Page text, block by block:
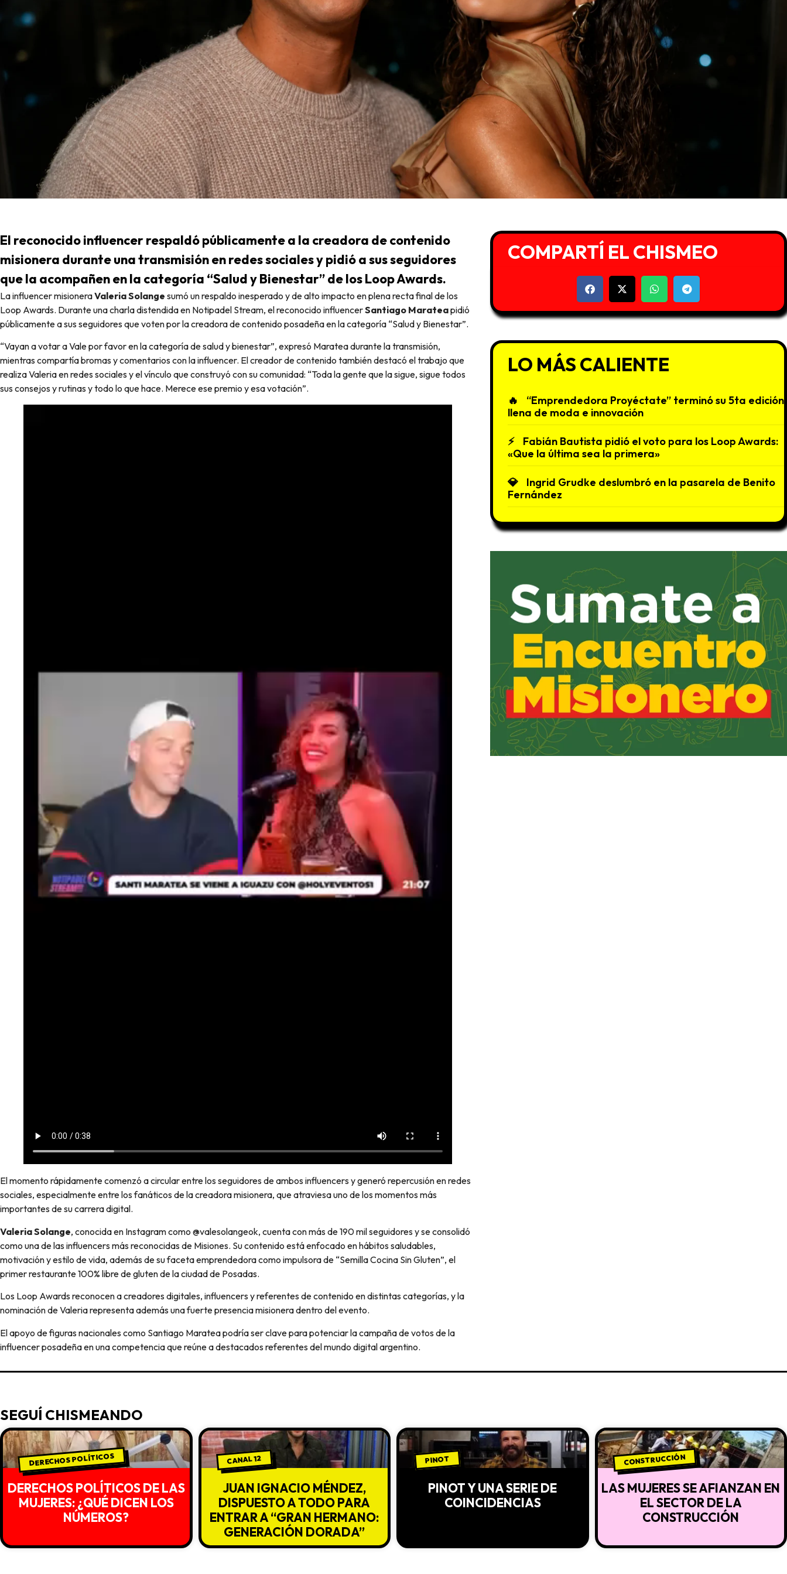
El reconocido influencer respaldó públicamente a la creadora de contenido
misionera durante una transmisión en redes sociales y pidió a sus seguidores
que la acompañen en la categoría “Salud y Bienestar” de los Loop Awards.
La influencer misioneraValeria Solange sumó un respaldo inesperado y de alto impacto en plena recta final de los
Loop Awards. Durante una charla distendida en Notipadel Stream, el reconocido influencerSantiago Marateapidió
públicamente a sus seguidores que voten por la creadora de contenido posadeña en la categoría “Salud y Bienestar”.
“Vayan a votar a Vale por favor en la categoría de salud y bienestar”, expresó Maratea durante la transmisión,
mientras compartía bromas y comentarios con la influencer. El creador de contenido también destacó el trabajo que
realiza Valeria en redes sociales y el vínculo que construyó con su comunidad: “Toda la gente que la sigue, sigue todos
sus consejos y rutinas y todo lo que hace. Merece ese premio y esa votación”.
El momento rápidamente comenzó a circular entre los seguidores de ambos influencers y generó repercusión en redes
sociales, especialmente entre los fanáticos de la creadora misionera, que atraviesa uno de los momentos más
importantes de su carrera digital.
Valeria Solange, conocida en Instagram como @valesolangeok, cuenta con más de 190 mil seguidores y se consolidó
como una de las influencers más reconocidas de Misiones. Su contenido está enfocado en hábitos saludables,
motivación y estilo de vida, además de su faceta emprendedora como impulsora de “Semilla Cocina Sin Gluten”, el
primer restaurante 100% libre de gluten de la ciudad de Posadas.
Los Loop Awards reconocen a creadores digitales, influencers y referentes de contenido en distintas categorías, y la
nominación de Valeria representa además una fuerte presencia misionera dentro del evento.
El apoyo de figuras nacionales como Santiago Maratea podría ser clave para potenciar la campaña de votos de la
influencer posadeña en una competencia que reúne a destacados referentes del mundo digital argentino.
COMPARTÍ EL CHISMEO
LO MÁS CALIENTE
“Emprendedora Proyéctate” terminó su 5ta edición
llena de moda e innovación
Fabián Bautista pidió el voto para los Loop Awards:
«Que la última sea la primera»
Ingrid Grudke deslumbró en la pasarela de Benito
Fernández
SEGUÍ CHISMEANDO
DERECHOS POLÍTICOS
DERECHOS POLÍTICOS DE LAS
MUJERES: ¿QUÉ DICEN LOS
NÚMEROS?
CANAL 12
JUAN IGNACIO MÉNDEZ,
DISPUESTO A TODO PARA
ENTRAR A “GRAN HERMANO:
GENERACIÓN DORADA”
PINOT
PINOT Y UNA SERIE DE
COINCIDENCIAS
CONSTRUCCIÓN
LAS MUJERES SE AFIANZAN EN
EL SECTOR DE LA
CONSTRUCCIÓN